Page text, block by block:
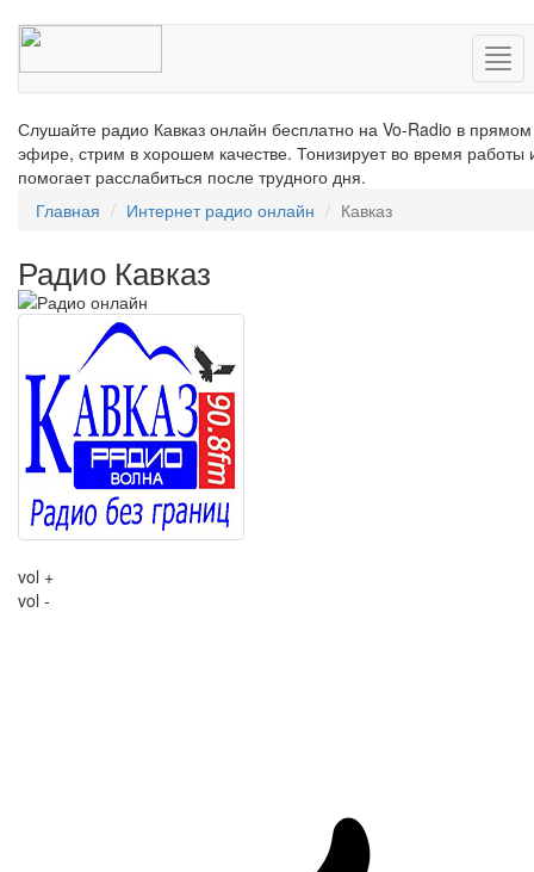
Слушайте радио Кавказ онлайн бесплатно на Vo-Radio в прямом
эфире, стрим в хорошем качестве. Тонизирует во время работы
помогает расслабиться после трудного дня.
Главная
Интернет радио онлайн Кавказ
Радио Кавказ
vol +
vol -